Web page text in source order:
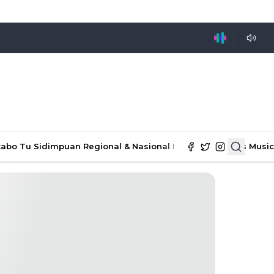
Tu Sidimpuan Regional & Nasional Ekonomi & Bisnis Music